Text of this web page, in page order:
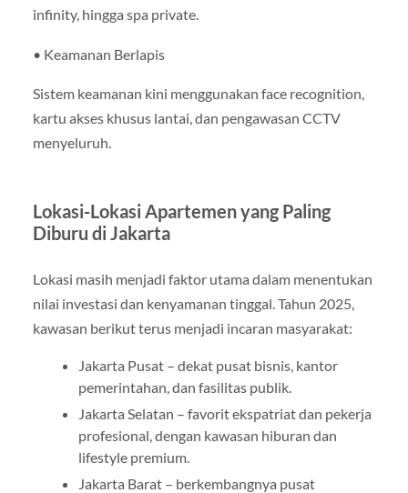
infinity, hingga spa private.
• Keamanan Berlapis
Sistem keamanan kini menggunakan face recognition,
kartu akses khusus lantai, dan pengawasan CCTV
menyeluruh.
Lokasi-Lokasi Apartemen yang Paling
Diburu di Jakarta
Lokasi masih menjadi faktor utama dalam menentukan
nilai investasi dan kenyamanan tinggal. Tahun 2025,
kawasan berikut terus menjadi incaran masyarakat:
Jakarta Pusat – dekat pusat bisnis, kantor
pemerintahan, dan fasilitas publik.
Jakarta Selatan – favorit ekspatriat dan pekerja
profesional, dengan kawasan hiburan dan
lifestyle premium.
Jakarta Barat – berkembangnya pusat